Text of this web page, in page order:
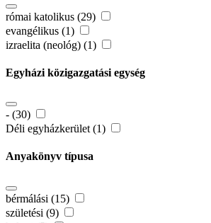
római katolikus (29)
evangélikus (1)
izraelita (neológ) (1)
Egyházi közigazgatási egység
- (30)
Déli egyházkerület (1)
Anyakönyv típusa
bérmálási (15)
születési (9)